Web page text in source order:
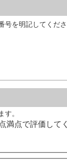
を明記してくださ
。
満点で評価して